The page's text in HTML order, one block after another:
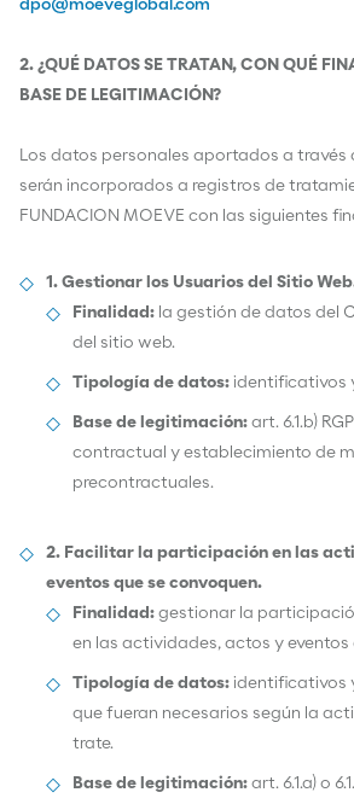
dpo@moeveglobal.com
2. ¿QUÉ DATOS SE TRATAN, CON QUÉ
BASE DE LEGITIMACIÓN?
Los datos personales aportados a través
serán incorporados a registros de
FUNDACION MOEVE con las siguientes
1. Gestionar los Usuarios del Sitio
Finalidad: la gestión de datos del
del sitio web.
Tipología de datos: identificativos
Base de legitimación: art. 6.1.b)
contractual y establecimiento de
precontractuales.
2. Facilitar la participación en las
eventos que se convoquen.
Finalidad: gestionar la
en las actividades, actos y eventos
Tipología de datos: identificativos
que fueran necesarios según la
trate.
Base de legitimación: art. 6.1.a) o